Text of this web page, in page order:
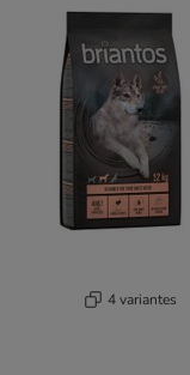
4 variantes